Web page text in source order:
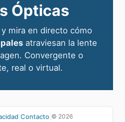
Ópticas
mira en directo cómo
atraviesan la lente
Convergente o
real o virtual.
Contacto| © 2026